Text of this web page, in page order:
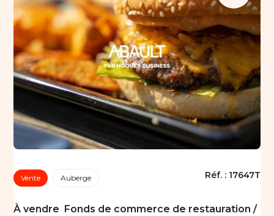
Vente Auberge Réf. : 17647T
À vendre  Fonds de commerce de restauration /